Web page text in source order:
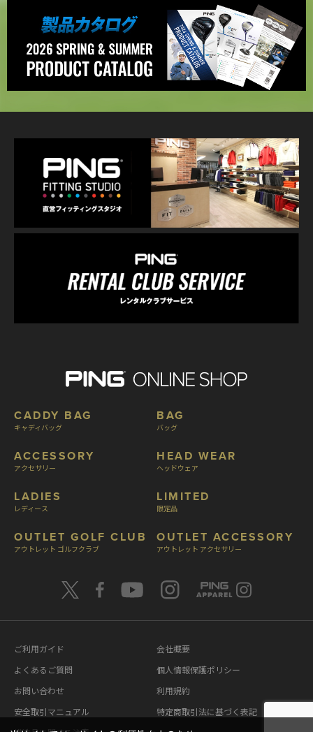
CADDY BAG
キャディバッグ
ACCESSORY
アクセサリー
LADIES
レディース
OUTLET GOLF CLUB
アウトレット ゴルフクラブ
BAG
バッグ
HEAD WEAR
ヘッドウェア
LIMITED
限定品
OUTLET ACCESSORY
アウトレット アクセサリー
ご利用ガイド
よくあるご質問
お問い合わせ
安全取引マニュアル
会社概要
個人情報保護ポリシー
利用規約
特定商取引法に基づく表記